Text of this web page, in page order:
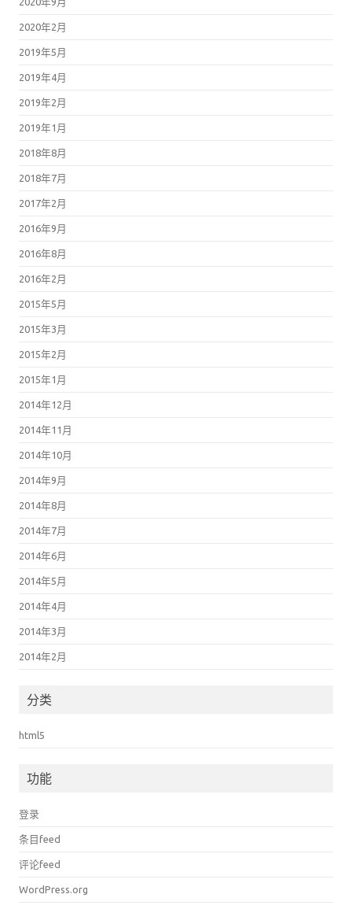
2020年2月
2019年5月
2019年4月
2019年2月
2019年1月
2018年8月
2018年7月
2017年2月
2016年9月
2016年8月
2016年2月
2015年5月
2015年3月
2015年2月
2015年1月
2014年12月
2014年11月
2014年10月
2014年9月
2014年8月
2014年7月
2014年6月
2014年5月
2014年4月
2014年3月
2014年2月
分类
html5
功能
登录
条目feed
评论feed
WordPress.org